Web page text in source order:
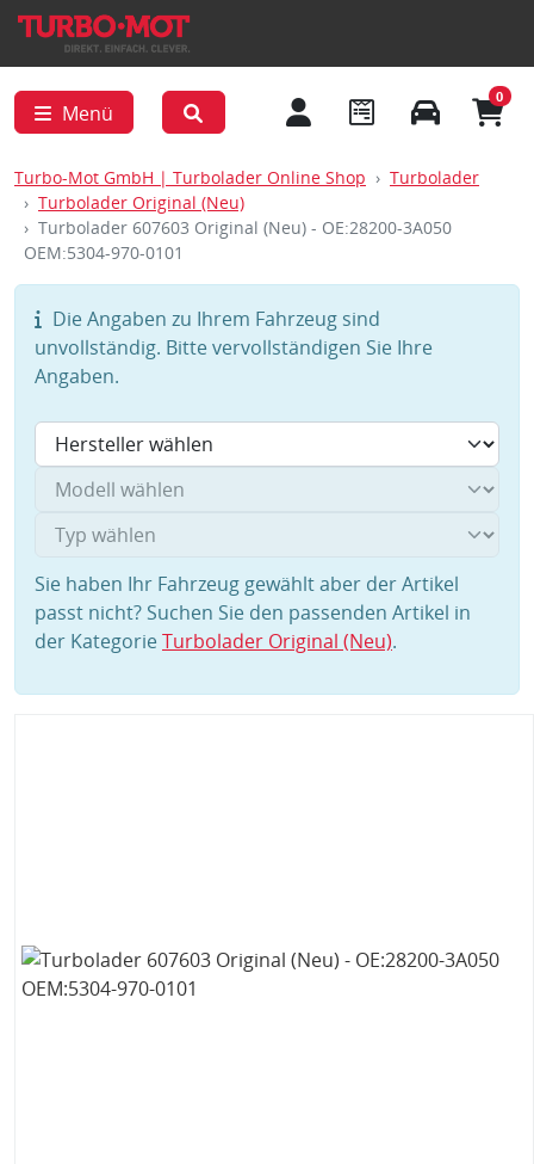
Menü
0
Turbo-Mot GmbH | Turbolader Online Shop
Turbolader
Turbolader Original (Neu)
Turbolader 607603 Original (Neu) - OE:28200-3A050
OEM:5304-970-0101
Die Angaben zu Ihrem Fahrzeug sind
unvollständig. Bitte vervollständigen Sie Ihre
Angaben.
Sie haben Ihr Fahrzeug gewählt aber der Artikel
passt nicht? Suchen Sie den passenden Artikel in
der KategorieTurbolader Original (Neu).